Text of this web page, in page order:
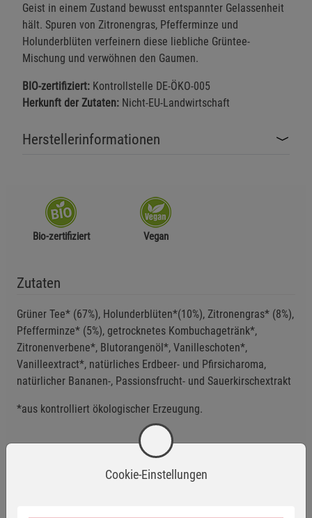
Geist in einem Zustand bewusst entspannter Gelassenheit
hält. Spuren von Zitronengras, Pfefferminze und
Holunderblüten verfeinern diese liebliche Grüntee-
Mischung und verwöhnen den Gaumen.
BIO-zertifiziert: Kontrollstelle DE-ÖKO-005
Herkunft der Zutaten: Nicht-EU-Landwirtschaft
Herstellerinformationen
Bio-zertifiziert Vegan
Zutaten
Grüner Tee* (67%), Holunderblüten*(10%), Zitronengras* (8%),
Pfefferminze* (5%), getrocknetes Kombuchagetränk*,
Zitronenverbene*, Blutorangenöl*, Vanilleschoten*,
Vanilleextract*, natürliches Erdbeer- und Pfirsicharoma,
natürlicher Bananen-, Passionsfrucht- und Sauerkirschextrakt
*aus kontrolliert ökologischer Erzeugung.
Anwendungsempfehlung
Übergießen Sie den Teebeutel mit 250 ml kochendem Wasser
Cookie-Einstellungen